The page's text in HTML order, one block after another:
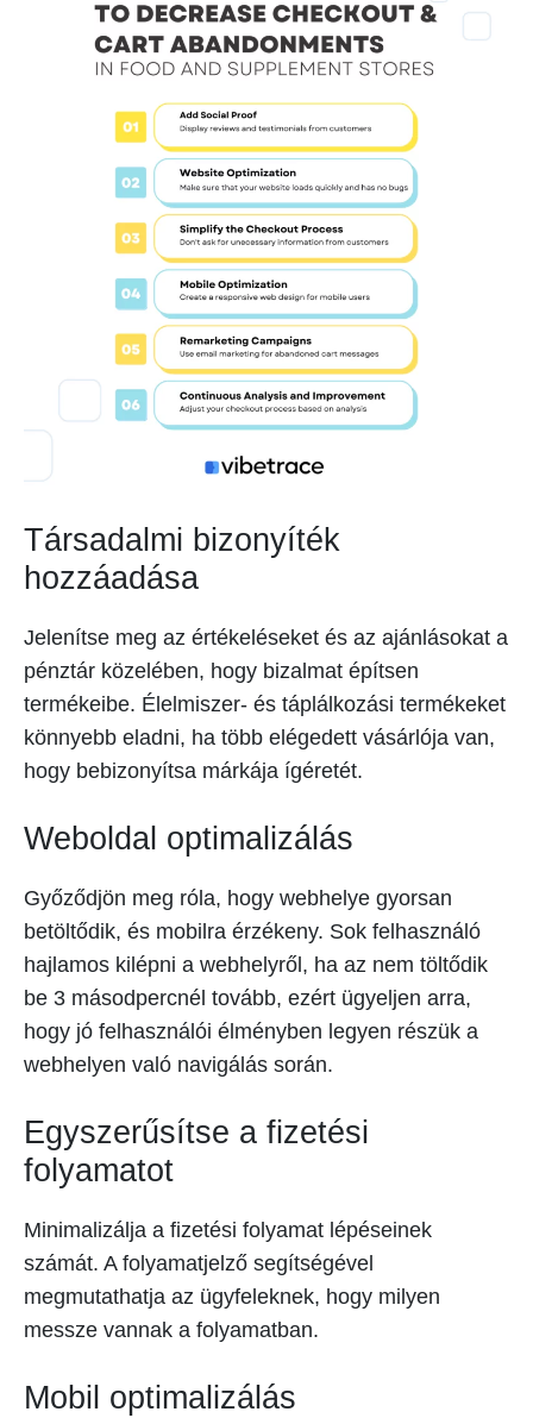
Társadalmi bizonyíték
hozzáadása
Jelenítse meg az értékeléseket és az ajánlásokat a
pénztár közelében, hogy bizalmat építsen
termékeibe. Élelmiszer- és táplálkozási termékeket
könnyebb eladni, ha több elégedett vásárlója van,
hogy bebizonyítsa márkája ígéretét.
Weboldal optimalizálás
Győződjön meg róla, hogy webhelye gyorsan
betöltődik, és mobilra érzékeny. Sok felhasználó
hajlamos kilépni a webhelyről, ha az nem töltődik
be 3 másodpercnél tovább, ezért ügyeljen arra,
hogy jó felhasználói élményben legyen részük a
webhelyen való navigálás során.
Egyszerűsítse a fizetési
folyamatot
Minimalizálja a fizetési folyamat lépéseinek
számát. A folyamatjelző segítségével
megmutathatja az ügyfeleknek, hogy milyen
messze vannak a folyamatban.
Mobil optimalizálás